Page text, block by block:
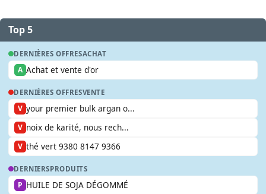
Top 5
DERNIÈRES OFFRESACHAT
A Achat et vente d'or
DERNIÈRES OFFRESVENTE
V your premier bulk argan o...
V noix de karité, nous rech...
V thé vert 9380 8147 9366
DERNIERSPRODUITS
P HUILE DE SOJA DÉGOMMÉ